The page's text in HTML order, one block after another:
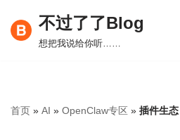
跳
不过了了Blog
想把我说给你听……
首页 » AI » OpenClaw专区 » 插件生态